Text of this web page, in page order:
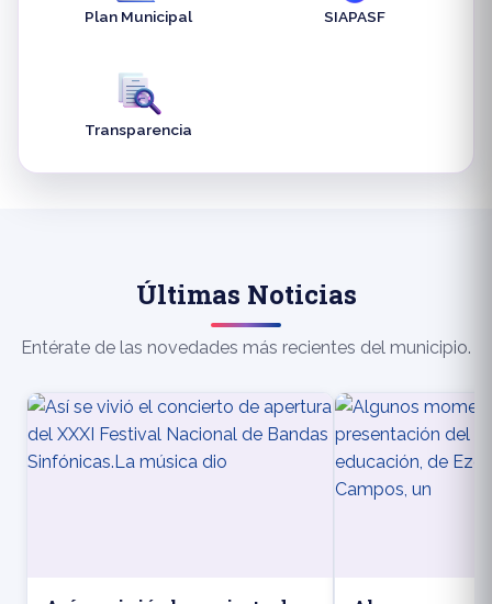
Plan Municipal SIAPASF
Transparencia
Últimas Noticias
Entérate de las novedades más recientes del municipio.